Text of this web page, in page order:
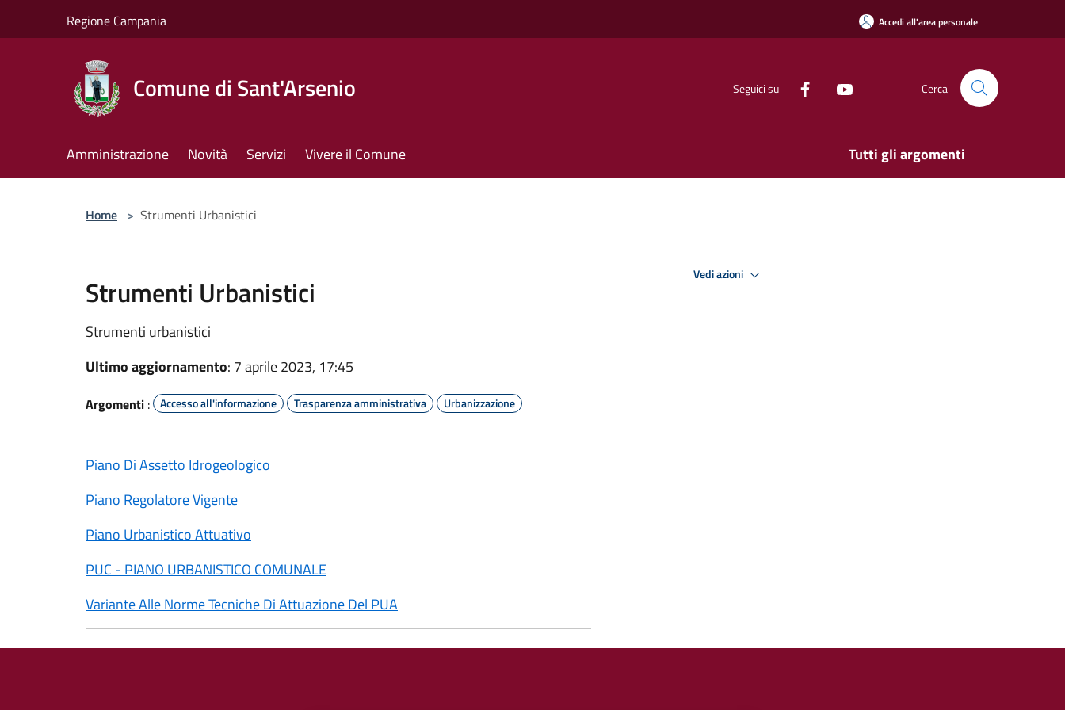
Regione Campania Accedi all'area personale
Comune di Sant'Arsenio Seguici su Cerca
Amministrazione Novità Servizi Vivere il Comune Tutti gli argomenti
Home > Strumenti Urbanistici
Strumenti Urbanistici
Strumenti urbanistici
Ultimo aggiornamento: 7 aprile 2023, 17:45
Argomenti : Accesso all'informazione Trasparenza amministrativa Urbanizzazione
Piano Di Assetto Idrogeologico
Piano Regolatore Vigente
Piano Urbanistico Attuativo
PUC - PIANO URBANISTICO COMUNALE
Variante Alle Norme Tecniche Di Attuazione Del PUA
Vedi azioni